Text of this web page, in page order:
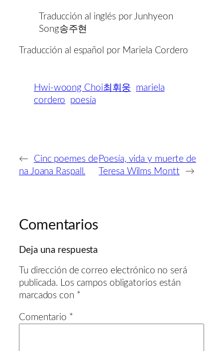
Traducción al inglés por Junhyeon
Song송주현
Traducción al español por Mariela Cordero
Hwi-woong Choi최휘웅
mariela
cordero
poesía
←
Cinc poemes de
na Joana Raspall.
Poesía, vida y muerte de
Teresa Wilms Montt
→
Comentarios
Deja una respuesta
Tu dirección de correo electrónico no será
publicada. Los campos obligatorios están
marcados con *
Comentario *